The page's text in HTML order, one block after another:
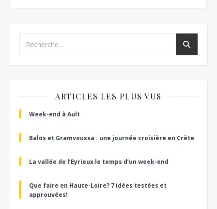
ARTICLES LES PLUS VUS
Week-end à Ault
Balos et Gramvoussa : une journée croisière en Crète
La vallée de l’Eyrieux le temps d’un week-end
Que faire en Haute-Loire? 7 idées testées et
approuvées!